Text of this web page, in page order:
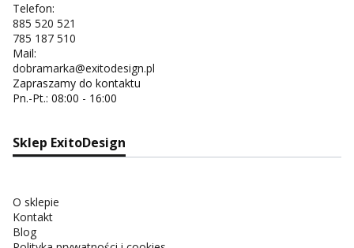
Telefon:
885 520 521
785 187 510
Mail:
dobramarka@exitodesign.pl
Zapraszamy do kontaktu
Pn.-Pt.: 08:00 - 16:00
Sklep ExitoDesign
O sklepie
Kontakt
Blog